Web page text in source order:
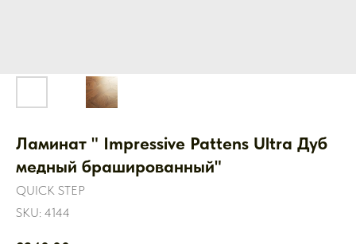
Ламинат " Impressive Pattens Ultra Дуб
медный брашированный"
QUICK STEP
SKU: 4144